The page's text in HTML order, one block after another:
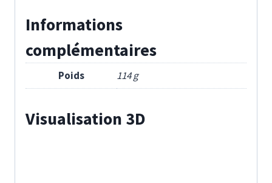
Informations
complémentaires
Poids 114 g
Visualisation 3D